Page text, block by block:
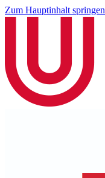
Zum Hauptinhalt springen